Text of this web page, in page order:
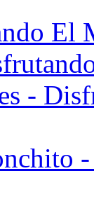
El
-